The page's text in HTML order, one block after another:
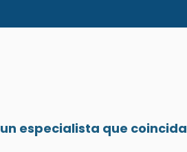
especialista que